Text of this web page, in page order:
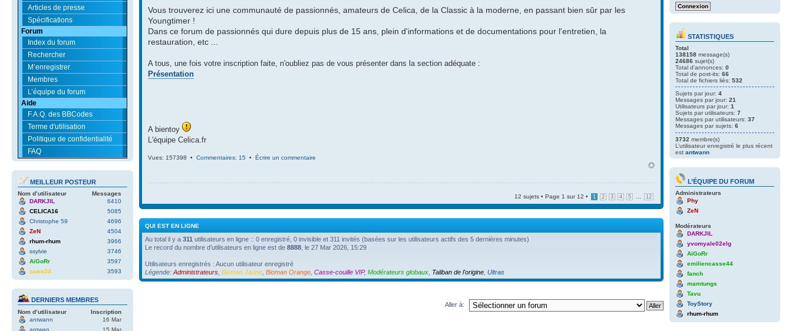
Articles de presse
Spécifications
Forum
Index du forum
Rechercher
M’enregistrer
Membres
L’équipe du forum
Aide
F.A.Q. des BBCodes
Terme d'utilisation
Politique de confidentialité
FAQ
MEILLEUR POSTEUR
Nom d’utilisateur
Messages
DARKJIL
6410
CELICA16
5085
Christophe 59
4696
ZeN
4504
rhum-rhum
3966
ssylvie
3746
AïGoRr
3597
zawa34
3593
DERNIERS MEMBRES
Nom d’utilisateur
Inscription
antwann
16 Mar
antwan
15 Mar
Vous trouverez ici une communauté de passionnés, amateurs de Celica, de la Classic à la moderne, en passant bien sûr par les
Youngtimer !
Dans ce forum de passionnés qui dure depuis plus de 15 ans, plein d'informations et de documentations pour l'entretien, la
restauration, etc ...
A tous, une fois votre inscription faite, n'oubliez pas de vous présenter dans la section adéquate :
Présentation
A bientoy
L'équipe Celica.fr
Vues: 157398 • Commentaires: 15 • Écrire un commentaire
12 sujets • Page 1 sur 12 • 1 2 3 4 5 12
QUI EST EN LIGNE
Au total il y a 311 utilisateurs en ligne :: 0 enregistré, 0 invisible et 311 invités (basées sur les utilisateurs actifs des 5 dernières minutes)
Le record du nombre d’utilisateurs en ligne est de 8888 , le 27 Mar 2026, 15:29
Utilisateurs enregistrés : Aucun utilisateur enregistré
Légende: Administrateurs Bioman Jaune Bioman Orange Casse-couille VIP, Modérateurs globaux Taliban de l'origine Ultras
Aller à:
STATISTIQUES
Total
138158 message(s)
24686 sujet(s)
Total d'annonces: 0
Total de post-its: 66
Total de fichiers liés: 532
Sujets par jour: 4
Messages par jour: 21
Utilisateurs par jour: 1
Sujets par utilisateurs: 7
Messages par utilisateurs: 37
Messages par sujets: 6
3732 membre(s)
L’utilisateur enregistré le plus récent
est antwann
L’ÉQUIPE DU FORUM
Administrateurs
Phy
ZeN
Modérateurs
DARKJIL
yvomyale02elg
AïGoRr
emiliencasse44
fanch
mamtungs
Tavu
ToyStory
rhum-rhum